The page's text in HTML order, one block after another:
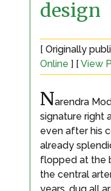
design
[ Originally
Online ] [ View
Narendra
signature right
even after his
already
flopped at the
the central